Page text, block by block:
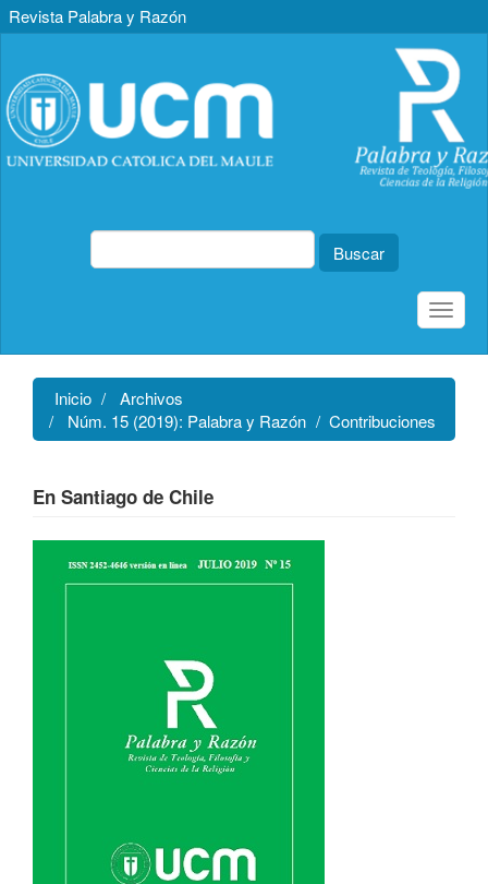
Revista Palabra y Razón
Contenido
principal
Barra
lateral
Buscar
Toggle
Inicio
Archivos
Núm. 15 (2019): Palabra y Razón
Contribuciones
En Santiago de Chile
Barra
lateral